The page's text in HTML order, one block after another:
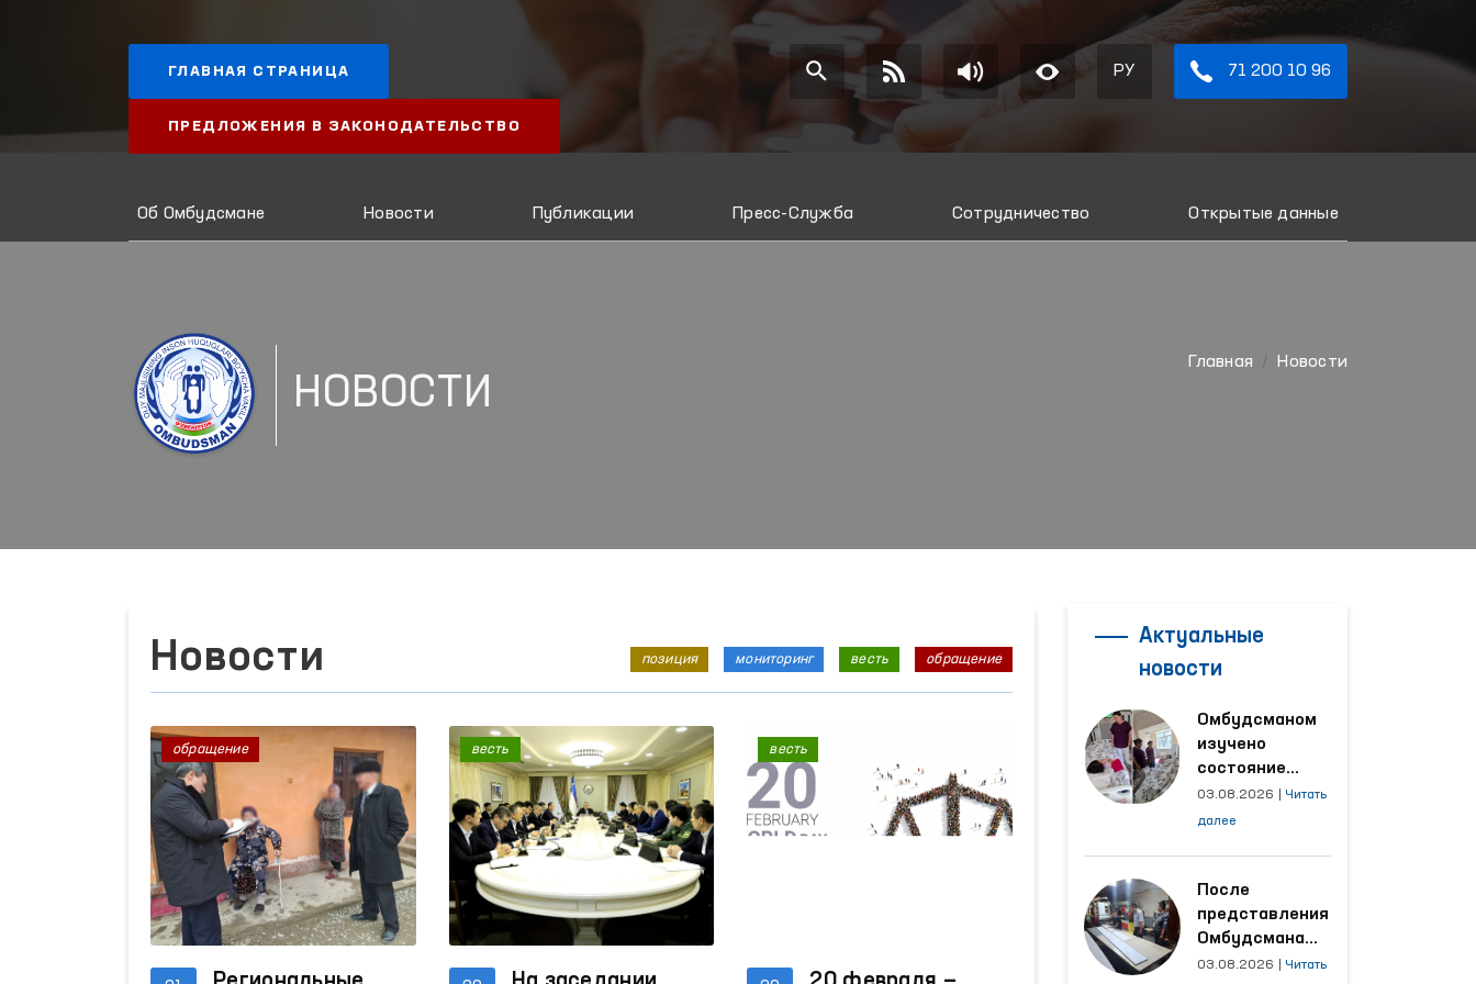
ГЛАВНАЯ СТРАНИЦА
ПРЕДЛОЖЕНИЯ В ЗАКОНОДАТЕЛЬСТВО
РУ 71 200 10 96
Об Омбудсмане Новости Публикации Пресс-Служба Сотрудничество Открытые данные
НОВОСТИ
Главная Новости
Новости позиция мониторинг весть обращение
обращение весть весть
Актуальные
новости
Омбудсманом
изучено
состояние
женщины,
пострадавшей от
области
03.08.2026
Читать
далее
После
представления
Омбудсмана
улучшены
03.08.2026
Читать